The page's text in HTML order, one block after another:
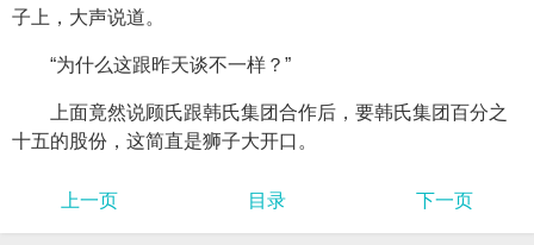
子上，大声说道。
“为什么这跟昨天谈不一样？”
上面竟然说顾氏跟韩氏集团合作后，要韩氏集团百分之
十五的股份，这简直是狮子大开口。
上一页 目录 下一页